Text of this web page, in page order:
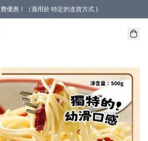
優惠！（適用於 特定的送貨方式 )